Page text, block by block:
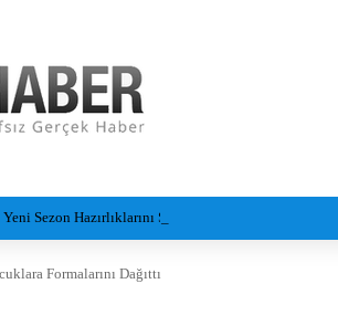
Sezon Hazırlıklarını Sürdürüyor
Formalarını Dağıttı